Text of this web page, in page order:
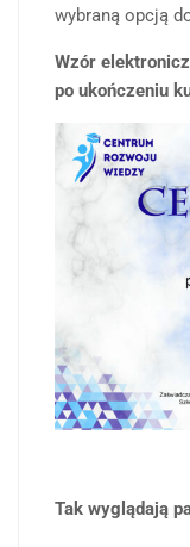
wybraną opcją
Wzór
po ukończeniu
Tak wyglądają